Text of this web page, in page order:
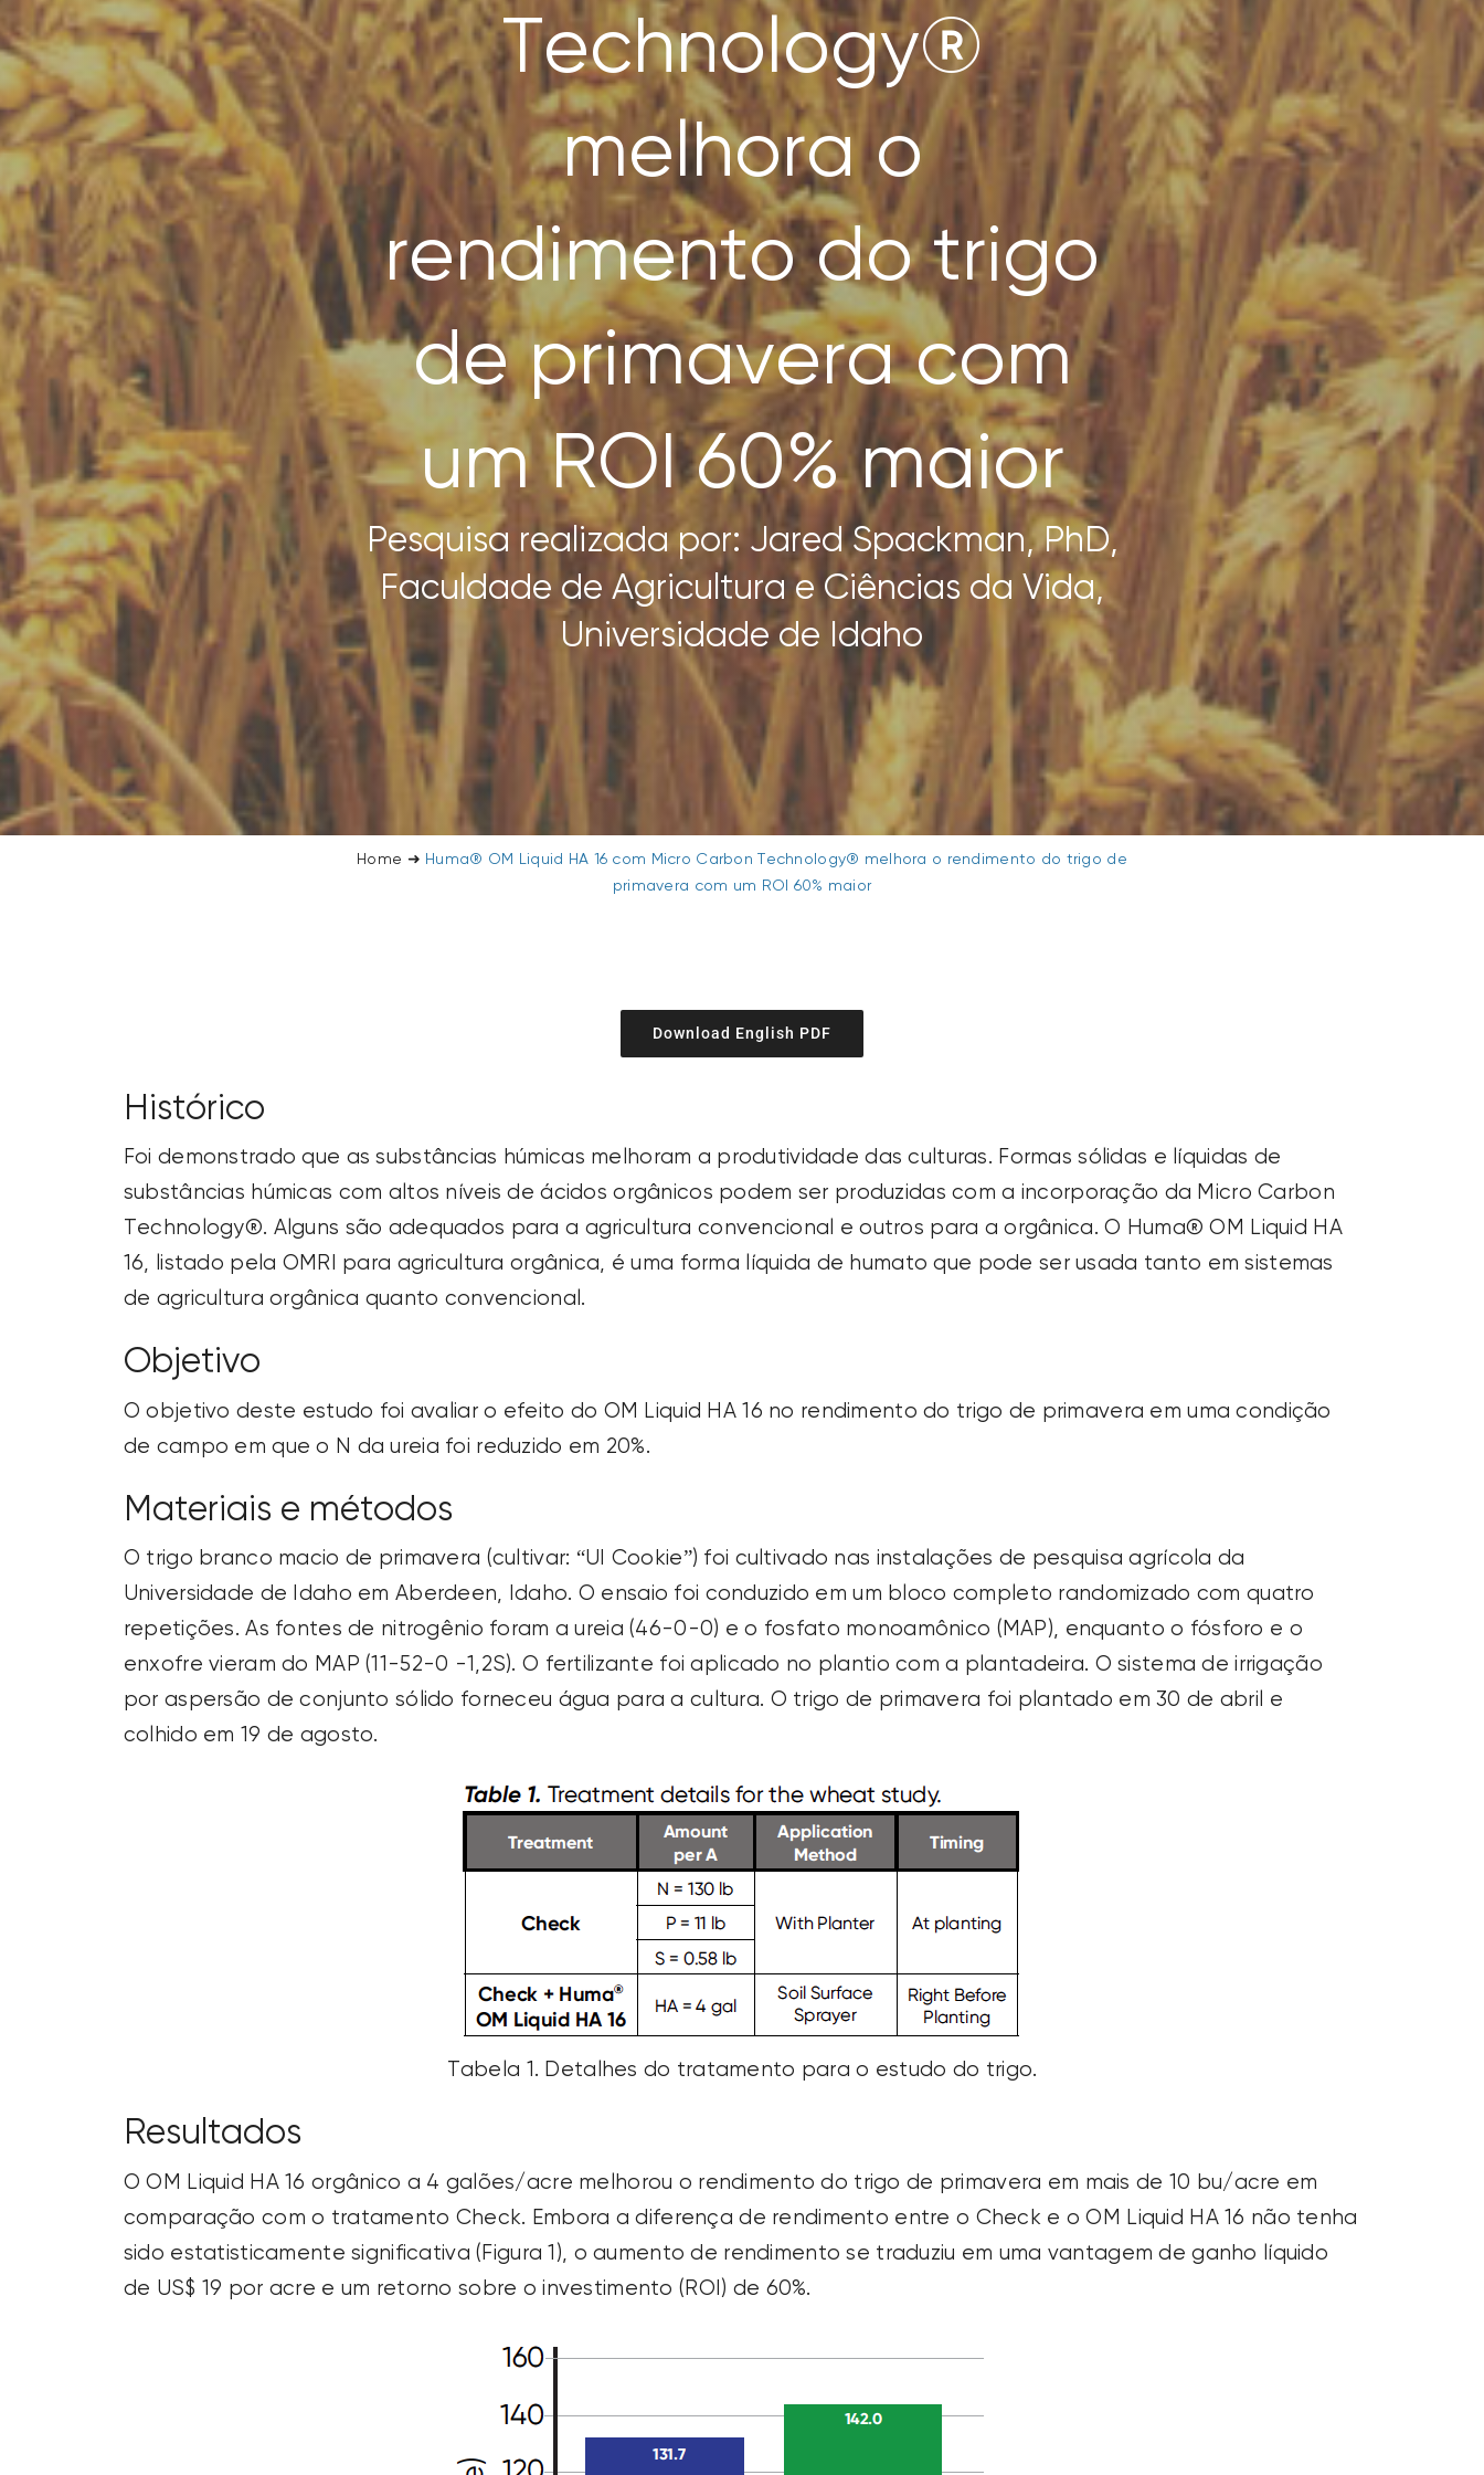
SEARCH
FOR:
Technology®
melhora o
rendimento do trigo
de primavera com
um ROI 60% maior
Pesquisa realizada por: Jared Spackman, PhD,
Faculdade de Agricultura e Ciências da Vida,
Universidade de Idaho
Home ➜ Huma® OM Liquid HA 16 com Micro Carbon Technology® melhora o rendimento do trigo de
primavera com um ROI 60% maior
Download English PDF
Histórico
Foi demonstrado que as substâncias húmicas melhoram a produtividade das culturas. Formas sólidas e líquidas de
substâncias húmicas com altos níveis de ácidos orgânicos podem ser produzidas com a incorporação da Micro Carbon
Technology®. Alguns são adequados para a agricultura convencional e outros para a orgânica. O Huma® OM Liquid HA
16, listado pela OMRI para agricultura orgânica, é uma forma líquida de humato que pode ser usada tanto em sistemas
de agricultura orgânica quanto convencional.
Objetivo
O objetivo deste estudo foi avaliar o efeito do OM Liquid HA 16 no rendimento do trigo de primavera em uma condição
de campo em que o N da ureia foi reduzido em 20%.
Materiais e métodos
O trigo branco macio de primavera (cultivar: “UI Cookie”) foi cultivado nas instalações de pesquisa agrícola da
Universidade de Idaho em Aberdeen, Idaho. O ensaio foi conduzido em um bloco completo randomizado com quatro
repetições. As fontes de nitrogênio foram a ureia (46-0-0) e o fosfato monoamônico (MAP), enquanto o fósforo e o
enxofre vieram do MAP (11-52-0 -1,2S). O fertilizante foi aplicado no plantio com a plantadeira. O sistema de irrigação
por aspersão de conjunto sólido forneceu água para a cultura. O trigo de primavera foi plantado em 30 de abril e
colhido em 19 de agosto.
Tabela 1. Detalhes do tratamento para o estudo do trigo.
Resultados
O OM Liquid HA 16 orgânico a 4 galões/acre melhorou o rendimento do trigo de primavera em mais de 10 bu/acre em
comparação com o tratamento Check. Embora a diferença de rendimento entre o Check e o OM Liquid HA 16 não tenha
sido estatisticamente significativa (Figura 1), o aumento de rendimento se traduziu em uma vantagem de ganho líquido
de US$ 19 por acre e um retorno sobre o investimento (ROI) de 60%.